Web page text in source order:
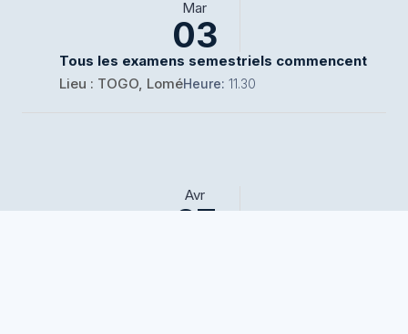
Mar
03
Tous les examens semestriels commencent
Lieu : TOGO, LoméHeure: 11.30
Avr
07